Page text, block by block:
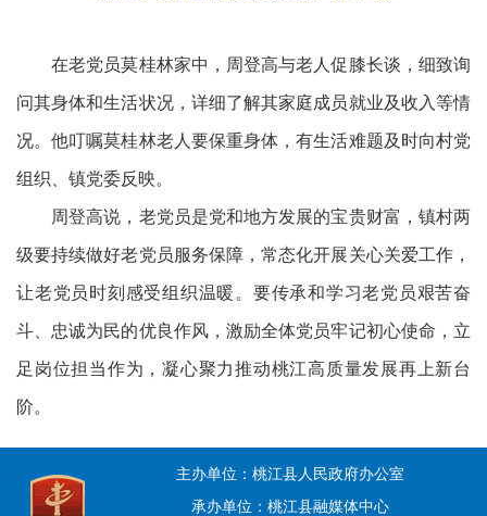
在老党员莫桂林家中，周登高与老人促膝长谈，细致询
问其身体和生活状况，详细了解其家庭成员就业及收入等情
况。他叮嘱莫桂林老人要保重身体，有生活难题及时向村党
组织、镇党委反映。
周登高说，老党员是党和地方发展的宝贵财富，镇村两
级要持续做好老党员服务保障，常态化开展关心关爱工作，
让老党员时刻感受组织温暖。要传承和学习老党员艰苦奋
斗、忠诚为民的优良作风，激励全体党员牢记初心使命，立
足岗位担当作为，凝心聚力推动桃江高质量发展再上新台
阶。
主办单位：桃江县人民政府办公室
承办单位：桃江县融媒体中心